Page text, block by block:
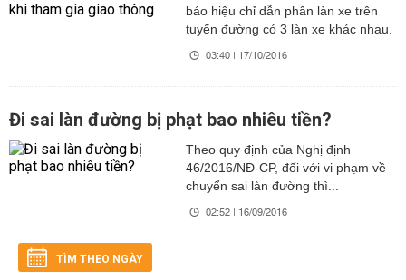
báo hiệu chỉ dẫn phân làn xe trên
tuyến đường có 3 làn xe khác nhau.
03:40 | 17/10/2016
Đi sai làn đường bị phạt bao nhiêu tiền?
Theo quy định của Nghị định
46/2016/NĐ-CP, đối với vi phạm về
chuyển sai làn đường thì...
02:52 | 16/09/2016
TÌM THEO NGÀY